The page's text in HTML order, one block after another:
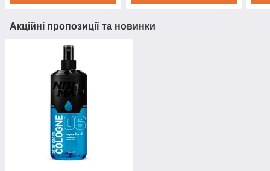
Акційні пропозиції та новинки